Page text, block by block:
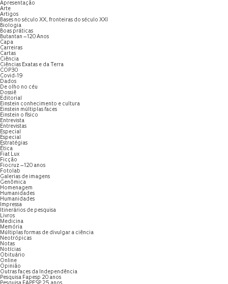
Apresentação
Arte
Artigos
Bases no século XX, fronteiras do século XXI
Biologia
Boas práticas
Butantan – 120 Anos
Capa
Carreiras
Cartas
Ciência
Ciências Exatas e da Terra
COP30
Covid-19
Dados
De olho no céu
Dossiê
Editorial
Einstein conhecimento e cultura
Einstein múltiplas faces
Einstein o físico
Entrevista
Entrevistas
Especial
Especial
Estratégias
Ética
Fiat Lux
Ficção
Fiocruz – 120 anos
Fotolab
Galerias de imagens
Genômica
Homenagem
Humanidades
Humanidades
Impressa
Itinerários de pesquisa
Livros
Medicina
Memória
Múltiplas formas de divulgar a ciência
Neotrópicas
Notas
Notícias
Obituário
Online
Opinião
Outras faces da Independência
Pesquisa Fapesp 20 anos